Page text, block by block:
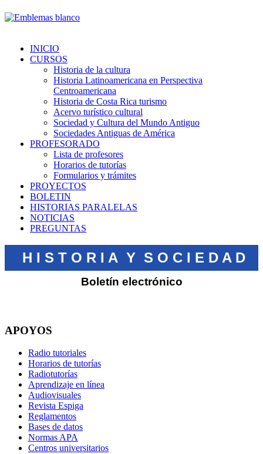
INICIO
CURSOS
Historia de la cultura
Historia Latinoamericana en Perspectiva
Centroamericana
Historia de Costa Rica turismo
Acervo turístico cultural
Sociedad y Cultura del Mundo Antiguo
Sociedades Antiguas de América
PROFESORADO
Lista de profesores
Horarios de tutorías
Formularios y trámites
PROYECTOS
BOLETIN
HISTORIAS PARALELAS
NOTICIAS
PREGUNTAS
H I S T O R I A Y S O C I E D A D
Boletín electrónico
APOYOS
Radio tutoriales
Horarios de tutorías
Radiotutorías
Aprendizaje en línea
Audiovisuales
Revista Espiga
Reglamentos
Bases de datos
Normas APA
Centros universitarios